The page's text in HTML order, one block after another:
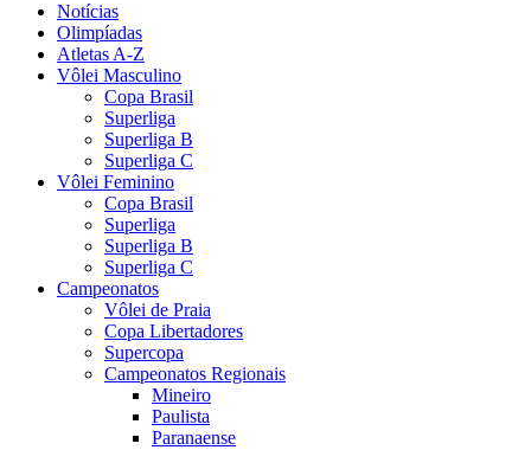
Notícias
Olimpíadas
Atletas A-Z
Vôlei Masculino
Copa Brasil
Superliga
Superliga B
Superliga C
Vôlei Feminino
Copa Brasil
Superliga
Superliga B
Superliga C
Campeonatos
Vôlei de Praia
Copa Libertadores
Supercopa
Campeonatos Regionais
Mineiro
Paulista
Paranaense